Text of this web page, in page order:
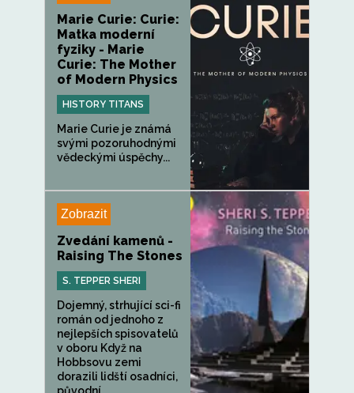
Marie Curie: Curie:
Matka moderní
fyziky - Marie
Curie: The Mother
of Modern Physics
HISTORY TITANS
Marie Curie je známá
svými pozoruhodnými
vědeckými úspěchy...
Zobrazit
Zvedání kamenů -
Raising The Stones
S. TEPPER SHERI
Dojemný, strhující sci-fi
román od jednoho z
nejlepších spisovatelů
v oboru Když na
Hobbsovu zemi
dorazili lidští osadníci,